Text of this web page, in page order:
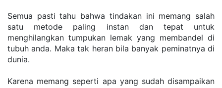
Semua pasti tahu bahwa tindakan ini memang salah
satu metode paling instan dan tepat untuk
menghilangkan tumpukan lemak yang membandel di
tubuh anda. Maka tak heran bila banyak peminatnya di
dunia.
Karena memang seperti apa yang sudah disampaikan